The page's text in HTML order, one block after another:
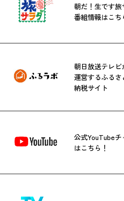
朝だ！生です旅
番組情報はこち
朝日放送テレビ
運営するふるさ
納税サイト
公式YouTubeチ
はこちら！